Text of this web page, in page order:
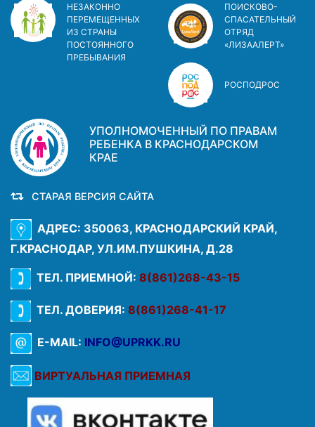
НЕЗАКОННО
ПЕРЕМЕЩЕННЫХ
ИЗ СТРАНЫ
ПОСТОЯННОГО
ПРЕБЫВАНИЯ
ПОИСКОВО-
СПАСАТЕЛЬНЫЙ
ОТРЯД
«ЛИЗААЛЕРТ»
РОСПОДРОС
УПОЛНОМОЧЕННЫЙ ПО ПРАВАМ
РЕБЕНКА В КРАСНОДАРСКОМ
КРАЕ
СТАРАЯ ВЕРСИЯ САЙТА
АДРЕС: 350063, КРАСНОДАРСКИЙ КРАЙ,
Г.КРАСНОДАР, УЛ.ИМ.ПУШКИНА, Д.28
ТЕЛ. ПРИЕМНОЙ: 8(861)268-43-15
ТЕЛ. ДОВЕРИЯ: 8(861)268-41-17
E-MAIL: INFO@UPRKK.RU
ВИРТУАЛЬНАЯ ПРИЕМНАЯ